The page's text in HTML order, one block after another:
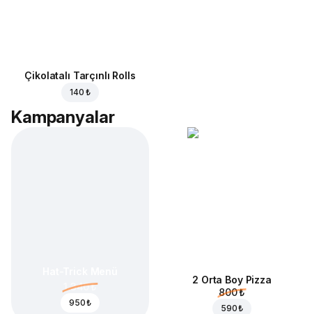
Çikolatalı Tarçınlı Rolls
140 ₺
Kampanyalar
1.340 ₺
950 ₺
2 Orta Boy Pizza
800 ₺
590 ₺